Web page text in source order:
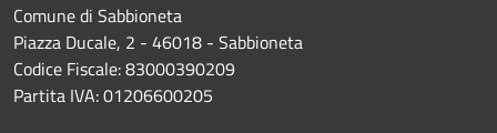
Comune di Sabbioneta
Piazza Ducale, 2 - 46018 - Sabbioneta
Codice Fiscale: 83000390209
Partita IVA: 01206600205